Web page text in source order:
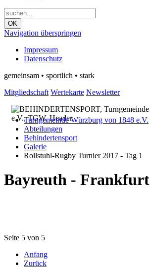
OK
Navigation überspringen
Impressum
Datenschutz
gemeinsam • sportlich • stark
Mitgliedschaft Wertekarte Newsletter
Turngemeinde Würzburg von 1848 e.V.
Abteilungen
Behindertensport
Galerie
Rollstuhl-Rugby Turnier 2017 - Tag 1
Bayreuth - Frankfurt
Seite 5 von 5
Anfang
Zurück